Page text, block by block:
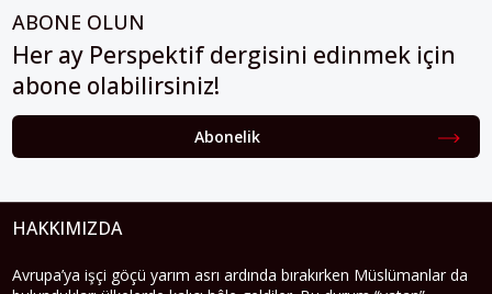
ABONE OLUN
Her ay Perspektif dergisini edinmek için
abone olabilirsiniz!
Abonelik
HAKKIMIZDA
Avrupa’ya işçi göçü yarım asrı ardında bırakırken Müslümanlar da